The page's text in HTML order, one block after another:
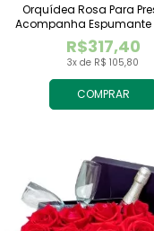
COMPRAR
3x de R$ 105,80
R$317,40
Orquídea Rosa Para
Acompanha Espumante
Taças